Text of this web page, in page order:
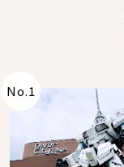
No.1